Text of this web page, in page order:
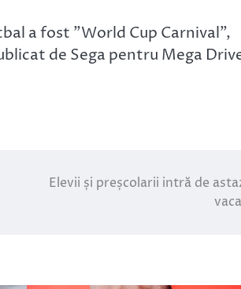
a fost ”World Cup Carnival”,
de Sega pentru Mega
Elevii și preșcolarii intră de